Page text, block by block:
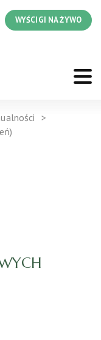
WYŚCIGI NA ŻYWO